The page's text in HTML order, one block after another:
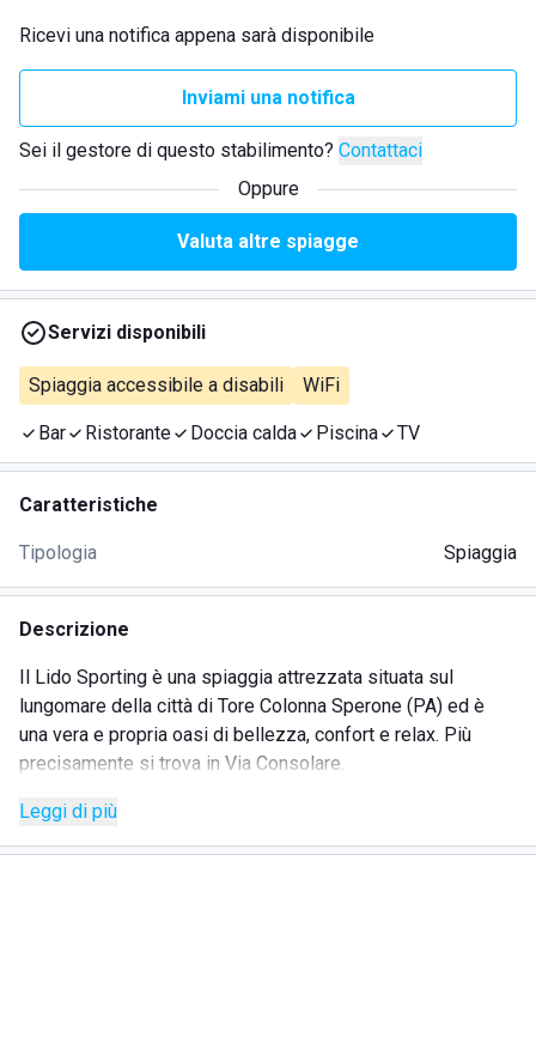
Ricevi una notifica appena sarà disponibile
Inviami una notifica
Sei il gestore di questo stabilimento? Contattaci
Oppure
Valuta altre spiagge
Servizi disponibili
Spiaggia accessibile a disabili WiFi
Bar Ristorante Doccia calda Piscina TV
Caratteristiche
Tipologia Spiaggia
Descrizione
Il Lido Sporting è una spiaggia attrezzata situata sul
lungomare della città di Tore Colonna Sperone (PA) ed è
una vera e propria oasi di bellezza, confort e relax. Più
precisamente si trova in Via Consolare.
Questa bellissima città è nota per l' accoglienza, l'
Leggi di più